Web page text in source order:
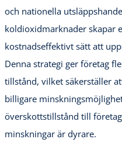
och nationella
koldioxidmarknader skapar
kostnadseffektivt sätt att
Denna strategi ger företag
tillstånd, vilket säkerställer
billigare
överskottstillstånd till
minskningar är dyrare.